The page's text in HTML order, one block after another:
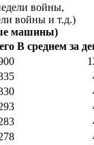
войны,
войны и т.д.)
машины)
В среднем за